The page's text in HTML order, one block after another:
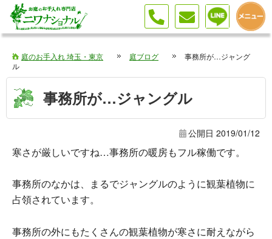
庭のお手入れ 埼玉・東京 庭ブログ
事務所が…ジャング
ル
事務所が…ジャングル
公開日 2019/01/12
寒さが厳しいですね…事務所の暖房もフル稼働です。
事務所のなかは、まるでジャングルのように観葉植物に
占領されています。
事務所の外にもたくさんの観葉植物が寒さに耐えながら